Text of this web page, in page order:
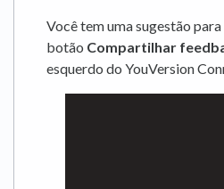
Você tem uma sugestão para
botão Compartilhar
esquerdo do YouVersion